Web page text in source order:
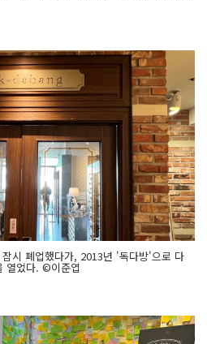
시 폐업했다가, 2013년 '독다방'으로 다
열었다. ©이준엽